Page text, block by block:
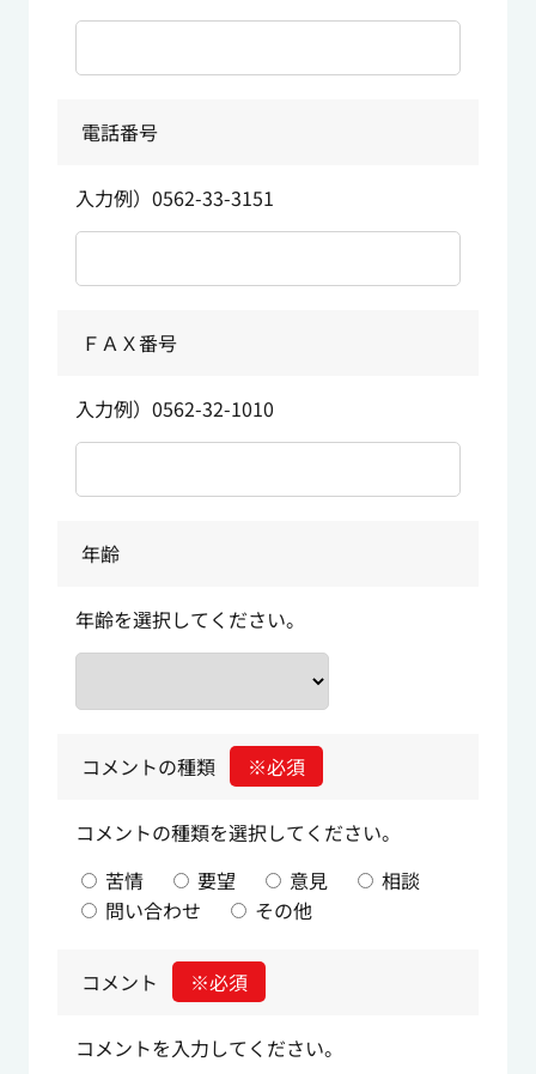
電話番号
入力例）0562-33-3151
ＦＡＸ番号
入力例）0562-32-1010
年齢
年齢を選択してください。
コメントの種類 ※必須
コメントの種類を選択してください。
苦情
要望 意見
相談
問い合わせ
その他
コメント ※必須
コメントを入力してください。